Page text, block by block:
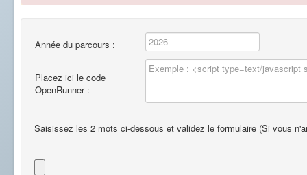
Année du parcours :
Placez ici le code
OpenRunner :
Saisissez les 2 mots ci-dessous et validez le formulaire (Si vous